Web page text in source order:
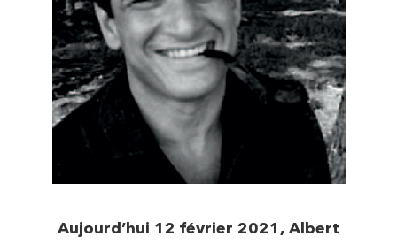
Aujourd’hui 12 février 2021, Albert